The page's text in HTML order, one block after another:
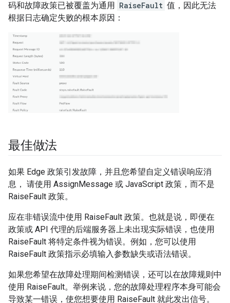
码和故障政策已被覆盖为通用 RaiseFault 值，因此无法
根据日志确定失败的根本原因：
最佳做法
如果 Edge 政策引发故障，并且您希望自定义错误响应消
息， 请使用 AssignMessage 或 JavaScript 政策，而不是
RaiseFault 政策。
应在非错误流中使用 RaiseFault 政策。也就是说，即便在
政策或 API 代理的后端服务器上未出现实际错误，也使用
RaiseFault 将特定条件视为错误。例如，您可以使用
RaiseFault 政策指示必填输入参数缺失或语法错误。
如果您希望在故障处理期间检测错误，还可以在故障规则中
使用 RaiseFault。举例来说，您的故障处理程序本身可能会
导致某一错误，使您想要使用 RaiseFault 就此发出信号。